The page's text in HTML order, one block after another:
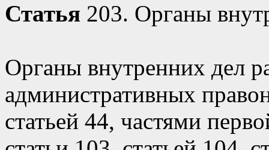
Статья 203. Органы
Органы внутренних дел
административных
статьей 44, частями